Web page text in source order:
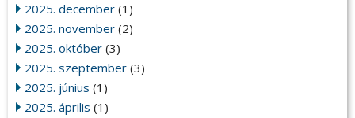
2025. december (1)
2025. november (2)
2025. október (3)
2025. szeptember (3)
2025. június (1)
2025. április (1)